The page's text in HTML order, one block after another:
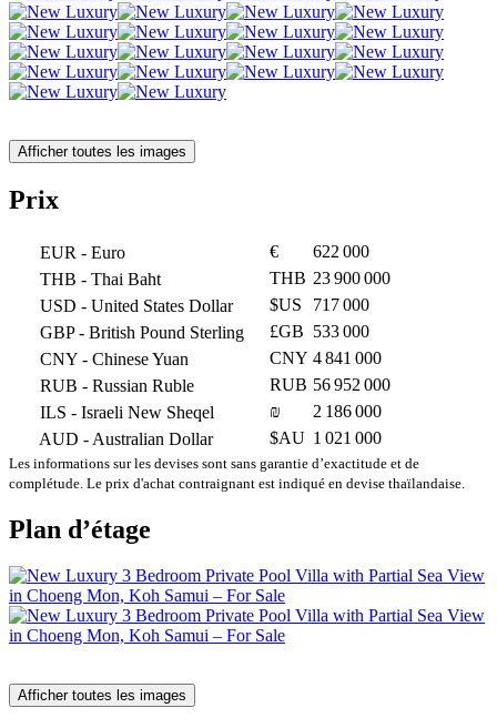
Afficher toutes les images
Prix
EUR - Euro €
622 000
THB - Thai Baht THB 23 900 000
USD - United States Dollar $US
717 000
GBP- British Pound Sterling £GB 533 000
CNY - Chinese Yuan CNY 4 841 000
RUB - Russian Ruble RUB 56 952 000
ILS - Israeli New Sheqel ₪
2 186 000
AUD - Australian Dollar $AU 1 021 000
Les informations sur les devises sont sans garantie d’exactitude et de
complétude. Le prix d'achat contraignant est indiqué en devise thaïlandaise.
Plan d’étage
Afficher toutes les images